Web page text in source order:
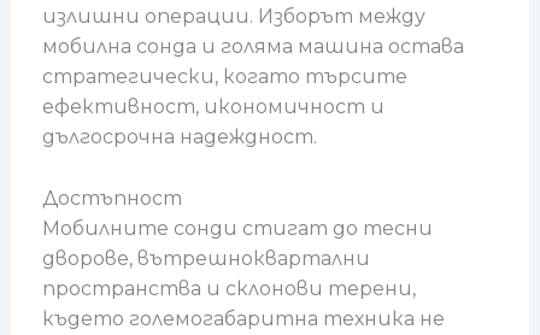
излишни операции. Изборът между
мобилна сонда и голяма машина остава
стратегически, когато търсите
ефективност, икономичност и
дългосрочна надеждност.
Достъпност
Мобилните сонди стигат до тесни
дворове, вътрешноквартални
пространства и склонови терени,
където големогабаритна техника не